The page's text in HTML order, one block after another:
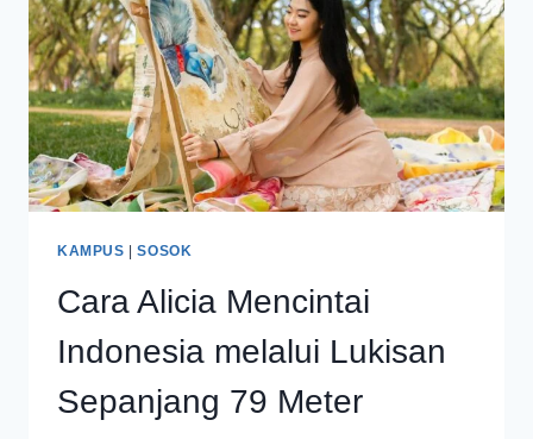
KAMPUS |SOSOK
Cara Alicia Mencintai
Indonesia melalui Lukisan
Sepanjang 79 Meter